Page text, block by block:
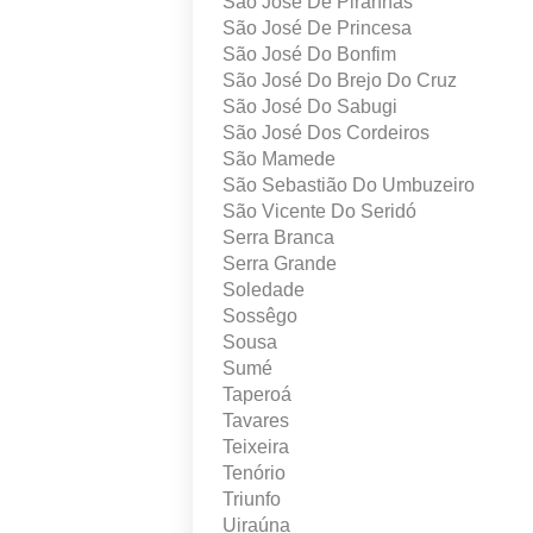
São José De Princesa
São José Do Bonfim
São José Do Brejo Do Cruz
São José Do Sabugi
São José Dos Cordeiros
São Mamede
São Sebastião Do Umbuzeiro
São Vicente Do Seridó
Serra Branca
Serra Grande
Soledade
Sossêgo
Sousa
Sumé
Taperoá
Tavares
Teixeira
Tenório
Triunfo
Uiraúna